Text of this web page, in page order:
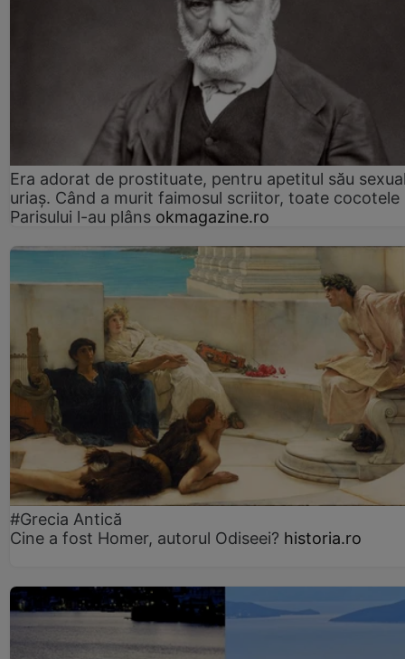
Era adorat de prostituate, pentru apetitul său
uriaș. Când a murit faimosul scriitor, toate cocotele
Parisului l-au plâns okmagazine.ro
#Grecia Antică
Cine a fost Homer, autorul Odiseei? historia.ro